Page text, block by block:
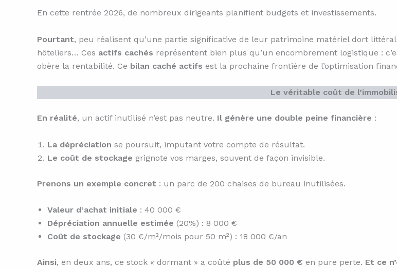
En cette rentrée 2026, de nombreux dirigeants planifient budgets et investissements.
Pourtant, peu réalisent qu’une partie significative de leur patrimoine matériel dort
hôteliers… Ces actifs cachés représentent bien plus qu’un encombrement logistique :
obère la rentabilité. Ce bilan caché actifs est la prochaine frontière de l’optimisation
Le véritable coût de
En réalité, un actif inutilisé n’est pas neutre. Il génère une double peine financière :
La dépréciation se poursuit, imputant votre compte de résultat.
Le coût de stockage grignote vos marges, souvent de façon invisible.
Prenons un exemple concret : un parc de 200 chaises de bureau inutilisées.
Valeur d’achat initiale : 40 000 €
Dépréciation annuelle estimée (20%) : 8 000 €
Coût de stockage (30 €/m²/mois pour 50 m²) : 18 000 €/an
Ainsi, en deux ans, ce stock « dormant » a coûté plus de 50 000 € en pure perte. Et ce